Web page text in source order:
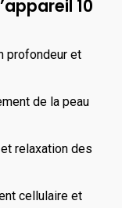
10
profondeur et
de la peau
relaxation des
cellulaire et